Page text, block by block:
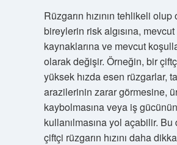
Rüzgarın hızının tehlikeli olup
bireylerin risk algısına, mevcut
kaynaklarına ve mevcut
olarak değişir. Örneğin, bir
yüksek hızda esen rüzgarlar,
arazilerinin zarar görmesine,
kaybolmasına veya iş
kullanılmasına yol açabilir. Bu
çiftçi rüzgarın hızını daha